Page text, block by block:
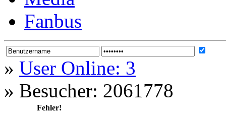
Fanbus
» User Online: 3
» Besucher: 2061778
Fehler!